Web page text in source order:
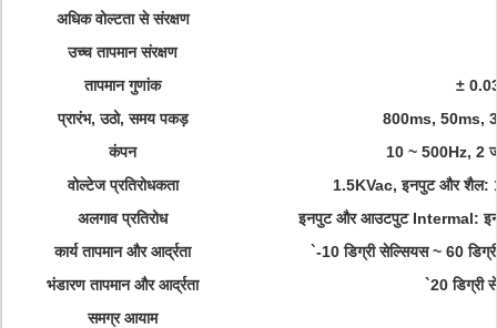
अधिक वोल्टता से संरक्षण
उच्च तापमान संरक्षण
तापमान गुणांक
±
प्रारंभ, उठो, समय पकड़
800ms, 50ms,
कंपन
10 ~ 500Hz, 2
वोल्टेज प्रतिरोधकता
1.5KVac, इनपुट और शैल:
अलगाव प्रतिरोध
इनपुट और आउटपुट Intermal:
कार्य तापमान और आर्द्रता
`-10 डिग्री सेल्सियस ~ 60
भंडारण तापमान और आर्द्रता
`20 डिग्री
समग्र आयाम